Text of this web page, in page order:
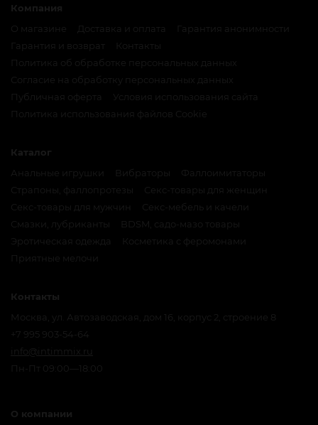
Компания
О магазине
Доставка и оплата
Гарантия анонимности
Политика об обработке персональных данных
Согласие на обработку персональных данных
Публичная оферта
Условия использования сайта
Политика использования файлов Cookie
Каталог
Анальные игрушки
Вибраторы
Фаллоимитаторы
Страпоны, фаллопротезы
Секс-товары для женщин
Секс-товары для мужчин
Секс-мебель и качели
Смазки, лубриканты
BDSM, садо-мазо товары
Эротическая одежда
Косметика с феромонами
Приятные мелочи
Контакты
Москва, ул. Автозаводская, дом 16, корпус 2, строение 8
+7 995 903-54-64
info@intimmix.ru
Пн-Пт 09:00—18:00
О компании